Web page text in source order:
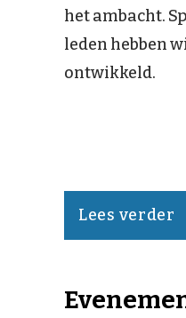
het ambacht.
leden hebben
ontwikkeld.
Lees verder